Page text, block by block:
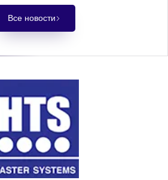
Все новости